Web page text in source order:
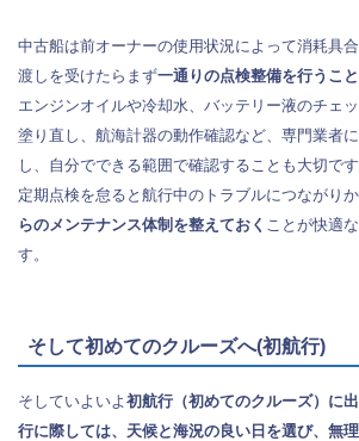
中古船は前オーナーの使用状況によって消耗具
渡しを受けたらまず一通りの点検整備を行うこ
エンジンオイルや冷却水、バッテリー液のチェ
塗り直し、航海計器の動作確認など、専門業者
し、自分でできる範囲で確認することも大切です
定期点検を怠ると航行中のトラブルにつながりか
らのメンテナンス体制を整えておく ことが快適
す。
そして初めてのクルーズへ(初航行)
そしていよいよ 初航行（初めてのクルーズ）に
行に際しては、天候と海況の良い日を選び、無